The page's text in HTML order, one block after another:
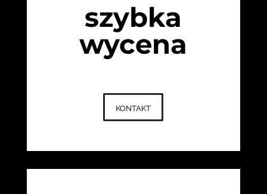
szybka
wycena
kontakt